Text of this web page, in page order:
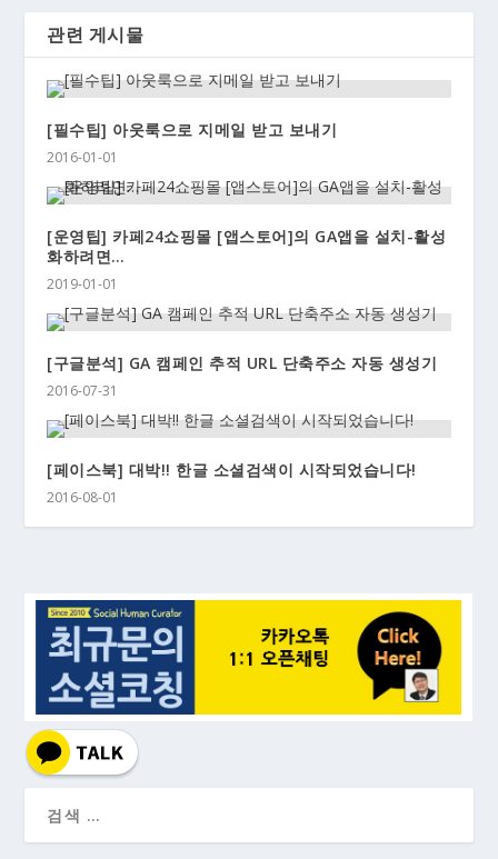
관련 게시물
[필수팁] 아웃룩으로 지메일 받고 보내기
2016-01-01
[운영팁] 카페24쇼핑몰 [앱스토어]의 GA앱을 설치-활성
화하려면…
2019-01-01
[구글분석] GA 캠페인 추적 URL 단축주소 자동 생성기
2016-07-31
[페이스북] 대박!! 한글 소셜검색이 시작되었습니다!
2016-08-01